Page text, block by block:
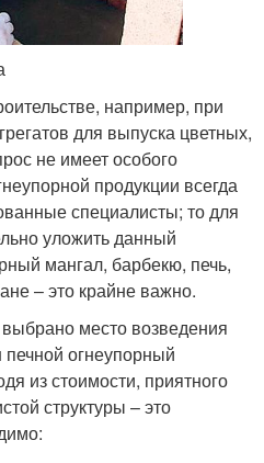
например, при
для выпуска цветных,
не имеет особого
продукции всегда
специалисты; то для
уложить данный
мангал, барбекю, печь,
– это крайне важно.
выбрано место возведения
печной огнеупорный
из стоимости, приятного
структуры – это